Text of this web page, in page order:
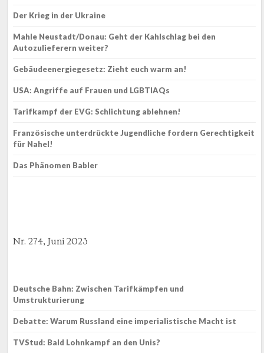
Der Krieg in der Ukraine
Mahle Neustadt/Donau: Geht der Kahlschlag bei den
Autozulieferern weiter?
Gebäudeenergiegesetz: Zieht euch warm an!
USA: Angriffe auf Frauen und LGBTIAQs
Tarifkampf der EVG: Schlichtung ablehnen!
Französische unterdrückte Jugendliche fordern Gerechtigkeit
für Nahel!
Das Phänomen Babler
Nr. 274, Juni 2023
Deutsche Bahn: Zwischen Tarifkämpfen und
Umstrukturierung
Debatte: Warum Russland eine imperialistische Macht ist
TVStud: Bald Lohnkampf an den Unis?